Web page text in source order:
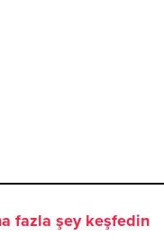
fazla şey keşfedin